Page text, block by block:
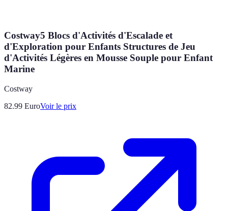
Costway5 Blocs d'Activités d'Escalade et
d'Exploration pour Enfants Structures de Jeu
d'Activités Légères en Mousse Souple pour Enfant
Marine
Costway
82.99 EuroVoir le prix